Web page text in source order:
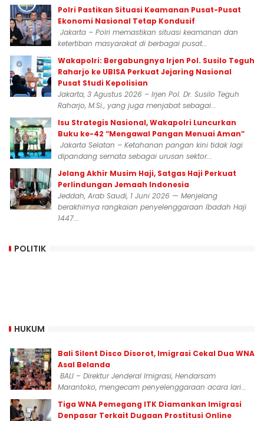
Polri Pastikan Situasi Keamanan Pusat-Pusat
Ekonomi Nasional Tetap Kondusif
Jakarta – Polri memastikan situasi keamanan dan
ketertiban masyarakat di berbagai pusat...
Wakapolri: Bergabungnya Irjen Pol. Susilo Teguh
Raharjo ke UBISA Perkuat Jejaring Nasional
Pusat Studi Kepolisian
Jakarta, 3 Agustus 2026 – Irjen Pol. Dr. Susilo Teguh
Raharjo, M.Si., yang juga menjabat sebagai...
Isu Strategis Nasional, Wakapolri Luncurkan
Buku ke-42 “Mengawal Pangan Menuai Aman”
Jakarta Selatan – Ketahanan pangan kini tidak lagi
dipandang semata sebagai urusan sektor...
Jelang Akhir Musim Haji, Satgas Haji Perkuat
Perlindungan Jemaah Indonesia
Jeddah, Arab Saudi, 1 Juni 2026 — Menjelang
berakhirnya rangkaian penyelenggaraan Ibadah Haji
1447...
POLITIK
HUKUM
Bali Silent Disco Disorot, Imigrasi Cekal Dua WNA
Asal Belanda
BALI – Direktur Jenderal Imigrasi, Hendarsam
Marantoko, mengecam penyelenggaraan acara lari...
Tiga WNA Pemegang ITK Diamankan Imigrasi
Denpasar Terkait Dugaan Prostitusi Online